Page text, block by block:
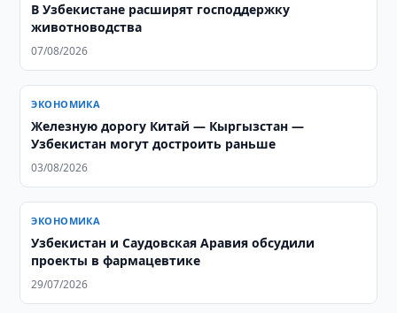
В Узбекистане расширят господдержку
животноводства
07/08/2026
ЭКОНОМИКА
Железную дорогу Китай — Кыргызстан —
Узбекистан могут достроить раньше
03/08/2026
ЭКОНОМИКА
Узбекистан и Саудовская Аравия обсудили
проекты в фармацевтике
29/07/2026